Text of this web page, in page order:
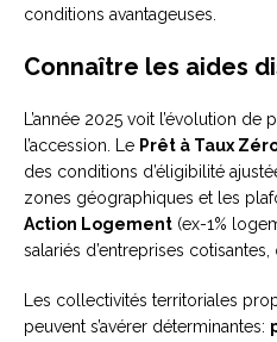
conditions avantageuses.
Connaître les aides
L’année 2025 voit l’évolution de
l’accession. Le Prêt à Taux
des conditions d’éligibilité
zones géographiques et les
Action Logement (ex-1%
salariés d’entreprises
Les collectivités territoriales
peuvent s’avérer déterminantes: